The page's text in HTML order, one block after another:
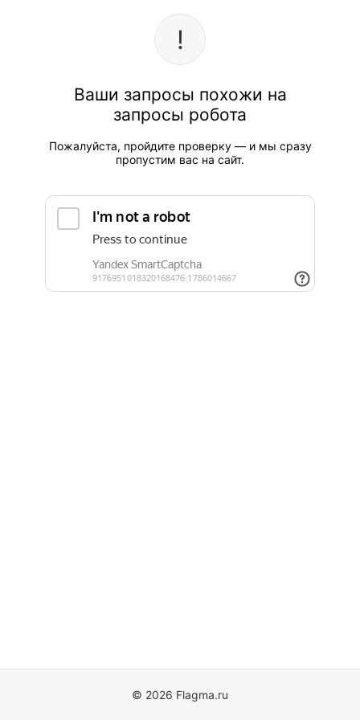
Ваши запросы похожи на
запросы робота
Пожалуйста, пройдите проверку — и мы сразу
пропустим вас на сайт.
© 2026 Flagma.ru